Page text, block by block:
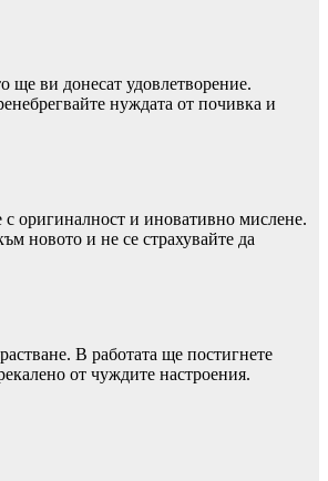
ще ви донесат удовлетворение.
нуждата от почивка и
оригиналност и иновативно мислене.
новото и не се страхувайте да
В работата ще постигнете
от чуждите настроения.